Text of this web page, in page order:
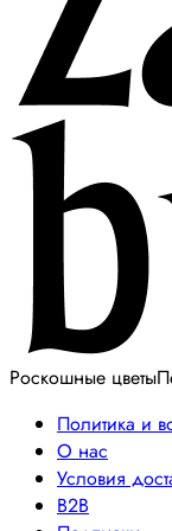
Роскошные цветы
Политика и
О нас
Условия
B2B